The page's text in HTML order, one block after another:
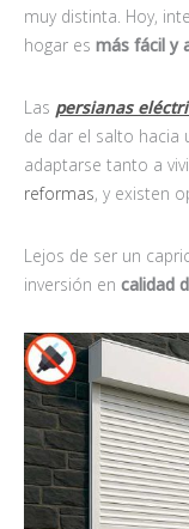
muy distinta. Hoy,
hogar es más fácil y
Las persianas
de dar el salto hacia
adaptarse tanto a
reformas, y existen
Lejos de ser un
inversión en calidad